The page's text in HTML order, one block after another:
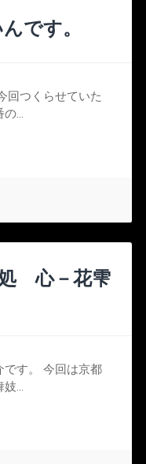
です。
回つくらせていた
の…
処 心－花雫
す。 今回は京都
妓…